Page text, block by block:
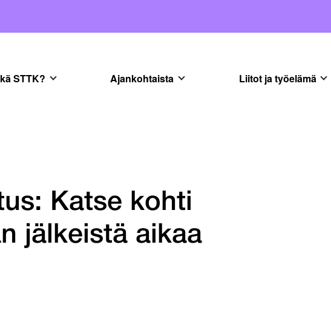
STTK? Ajankohtaista Liitot ja työelämä
Katse kohti
jälkeistä aikaa